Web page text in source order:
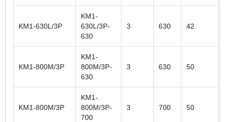
KM1-630L/3P
KM1-
630L/3P-
630
3 630 42
KM1-800M/3P
KM1-
800M/3P-
630
3 630 50
KM1-800M/3P
KM1-
800M/3P-
700
3 700 50